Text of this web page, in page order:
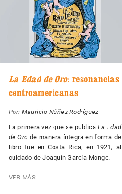
La Edad de Oro: resonancias
centroamericanas
Por: Mauricio Núñez Rodríguez
La primera vez que se publica La Edad
de Oro de manera íntegra en forma de
libro fue en Costa Rica, en 1921, al
cuidado de Joaquín García Monge.
VER MÁS